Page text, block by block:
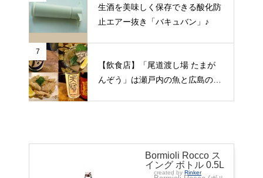
生酒を美味しく保存できる酸化防
止エアー抜き「バキュバン」♪
7
【飲食店】「尾道渡し場 たまが
んぞう」は瀬戸内の魚と広島の日
Bormioli Rocco ス
イング ボトル 0.5L
created by Rinker